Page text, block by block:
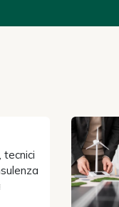
tecnici